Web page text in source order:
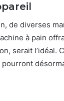
de diverses
à pain
serait l’idéal.